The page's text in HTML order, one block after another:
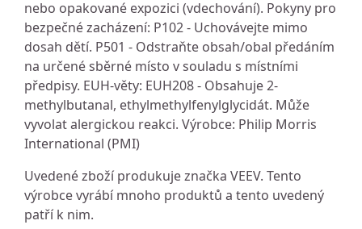
nebo opakované expozici (vdechování). Pokyny pro
bezpečné zacházení: P102 - Uchovávejte mimo
dosah dětí. P501 - Odstraňte obsah/obal předáním
na určené sběrné místo v souladu s místními
předpisy. EUH-věty: EUH208 - Obsahuje 2-
methylbutanal, ethylmethylfenylglycidát. Může
vyvolat alergickou reakci. Výrobce: Philip Morris
International (PMI)
Uvedené zboží produkuje značka VEEV. Tento
výrobce vyrábí mnoho produktů a tento uvedený
patří k nim.